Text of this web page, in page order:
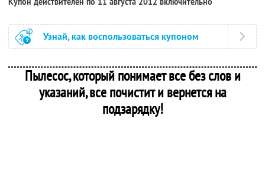
Узнай, как воспользоваться купоном
Пылесос, который понимает все без слов и
указаний, все почистит и вернется на
подзарядку!